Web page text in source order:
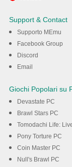
GO
Support & Contact
Supporto MEmu
Facebook Group
Discord
Email
Giochi Popolari su
Devastate PC
Brawl Stars PC
Tomodachi Life:
Pony Torture PC
Coin Master PC
Null's Brawl PC